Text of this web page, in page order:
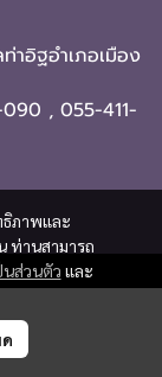
ธิภาพและ
ท่านสามารถ
นส่วนตัว และ
อิฐอำเภอเมือง
090 , 055-411-